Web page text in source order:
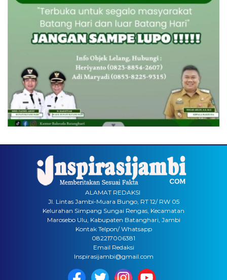
ALAMAT REDAKSI
Jl. Lintas Jambi-Muara Bungo, RT 12/ RW 05
Kelurahan Simpang Sungai Rengas, Kecamatan
Marosebo Ulu, Kabupaten Batanghari, Jambi
Kontak Telpon/ Whatsapp
082217006381
Email Redaksi
Inspirasijambi@gmail.com